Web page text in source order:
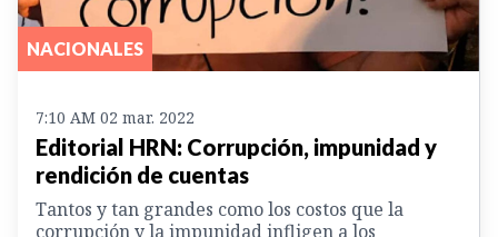
NACIONALES
7:10 AM 02 mar. 2022
Editorial HRN: Corrupción, impunidad y
rendición de cuentas
Tantos y tan grandes como los costos que la
corrupción y la impunidad infligen a los